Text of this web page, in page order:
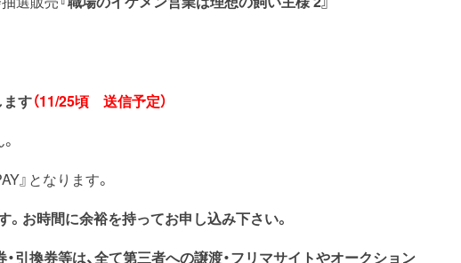
す（11/25頃 送信予定）
』となります。
お時間に余裕を持ってお申し込み下さい。
引換券等は、全て第三者への譲渡・フリマサイトやオークション